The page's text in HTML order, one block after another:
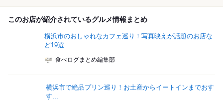
このお店が紹介されているグルメ情報まとめ
横浜市のおしゃれなカフェ巡り！写真映えが話題のお店な
ど19選
食べログまとめ編集部
横浜市で絶品プリン巡り！お土産からイートインまでおす
す...